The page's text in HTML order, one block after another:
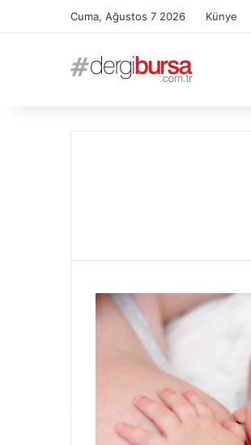
Cuma, Ağustos 7 2026 Künye